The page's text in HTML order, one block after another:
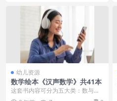
幼儿资源
数学绘本《汉声数学》共41本
这套书内容可分为五大类：数与计
算——是介绍数的概念，比如奇